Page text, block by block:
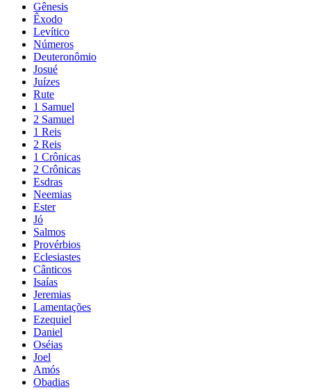
Gênesis
Êxodo
Levítico
Números
Deuteronômio
Josué
Juízes
Rute
1 Samuel
2 Samuel
1 Reis
2 Reis
1 Crônicas
2 Crônicas
Esdras
Neemias
Ester
Jó
Salmos
Provérbios
Eclesiastes
Cânticos
Isaías
Jeremias
Lamentações
Ezequiel
Daniel
Oséias
Joel
Amós
Obadias